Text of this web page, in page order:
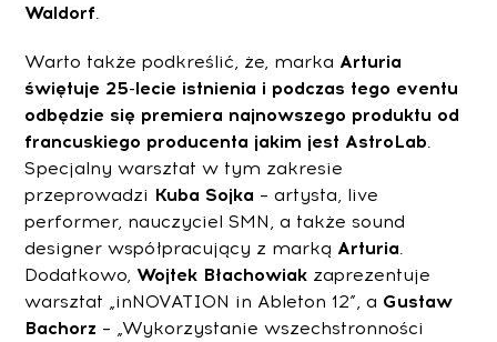
Waldorf
Warto także podkreślić, że, marka Arturia
świętuje 25-lecie istnienia i podczas tego eventu
odbędzie się premiera najnowszego produktu od
francuskiego producenta jakim jest AstroLab
Specjalny warsztat w tym zakresie
przeprowadzi Kuba Sojka – artysta, live
performer, nauczyciel SMN, a także sound
designer współpracujący z marką Arturia
Dodatkowo,Wojtek Błachowiak zaprezentuje
warsztat „inNOVATION in Ableton 12”, a Gustaw
Bachorz – „Wykorzystanie wszechstronności